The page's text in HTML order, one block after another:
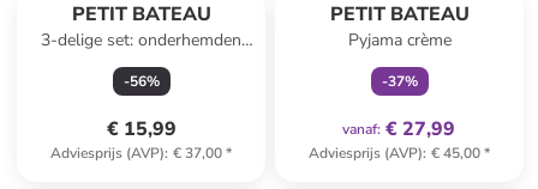
PETIT BATEAU
3-delige set: onderhemden
lichtblauw/groen/blauw
-56%
€ 15,99
Adviesprijs (AVP): € 37,00*
PETIT BATEAU
Pyjama crème
-37%
vanaf: € 27,99
Adviesprijs (AVP): € 45,00*